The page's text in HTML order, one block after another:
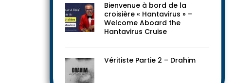
Bienvenue à bord de la
croisière « Hantavirus » –
Welcome Aboard the
Hantavirus Cruise
Véritiste Partie 2 – Drahim